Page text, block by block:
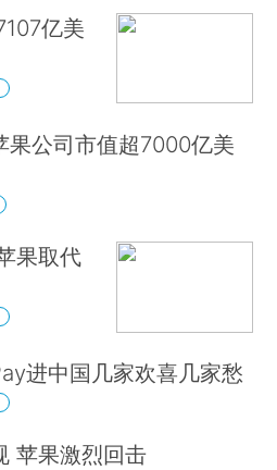
亿美
果公司市值超7000亿美
果取代
进中国几家欢喜几家愁
苹果激烈回击